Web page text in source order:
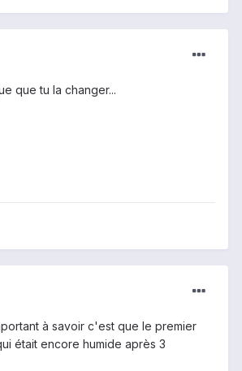
que tu la changer...
à savoir c'est que le premier
était encore humide après 3